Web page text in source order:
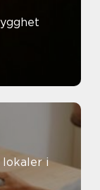
lokaler i